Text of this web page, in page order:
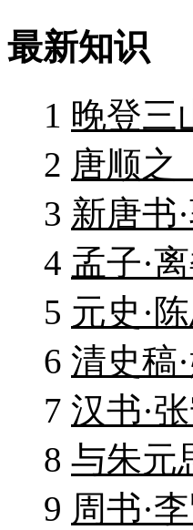
最新知识
1 晚登三
2 唐顺之
3 新唐书
4 孟子·
5 元史·
6 清史稿
7 汉书·
8 与朱元
9 周书·